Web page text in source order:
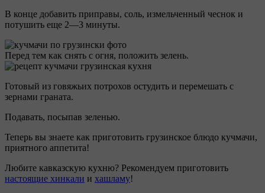
В конце добавить приправы, соль, измельченный чеснок и
потушить еще 2—3 минуты.
Перед тем как снять с огня, положить зелень.
Готовый из говяжьих потрохов остудить и перемешать с
зернами граната.
Подавать, посыпав зеленью.
Теперь вы знаете как приготовить грузинское блюдо кучмачи,
приятного аппетита!
Любите кавказскую кухню? Рекомендуем приготовить
настоящие хинкали и хашламу!